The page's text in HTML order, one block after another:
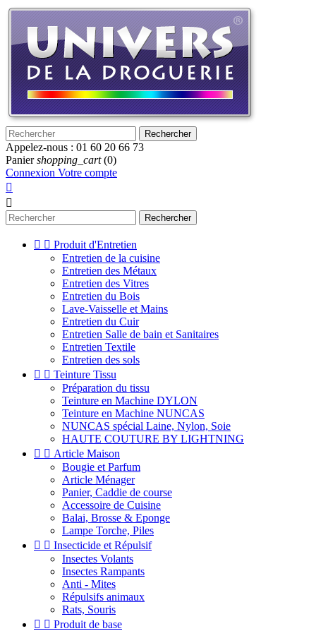
Rechercher
Appelez-nous : 01 60 20 66 73
Panier shopping_cart (0)
Connexion Votre compte


Rechercher
  Produit d'Entretien
Entretien de la cuisine
Entretien des Métaux
Entretien des Vitres
Entretien du Bois
Lave-Vaisselle et Mains
Entretien du Cuir
Entretien Salle de bain et Sanitaires
Entretien Textile
Entretien des sols
  Teinture Tissu
Préparation du tissu
Teinture en Machine DYLON
Teinture en Machine NUNCAS
NUNCAS spécial Laine, Nylon, Soie
HAUTE COUTURE BY LIGHTNING
  Article Maison
Bougie et Parfum
Article Ménager
Panier, Caddie de course
Accessoire de Cuisine
Balai, Brosse & Eponge
Lampe Torche, Piles
  Insecticide et Répulsif
Insectes Volants
Insectes Rampants
Anti - Mites
Répulsifs animaux
Rats, Souris
  Produit de base